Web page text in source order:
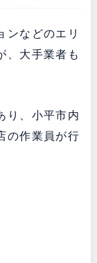
ンなどのエリ
、大手業者も
り、小平市内
の作業員が行